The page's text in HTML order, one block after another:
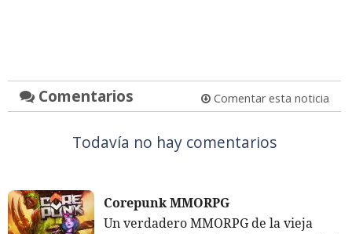
Comentarios Comentar esta noticia
Todavía no hay comentarios
Corepunk MMORPG
Un verdadero MMORPG de la vieja